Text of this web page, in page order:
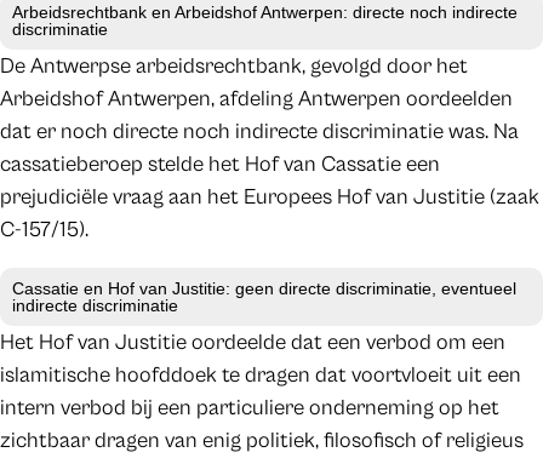
Arbeidsrechtbank en Arbeidshof Antwerpen: directe noch indirecte
discriminatie
De Antwerpse arbeidsrechtbank, gevolgd door het
Arbeidshof Antwerpen, afdeling Antwerpen oordeelden
dat er noch directe noch indirecte discriminatie was. Na
cassatieberoep stelde het Hof van Cassatie een
prejudiciële vraag aan het Europees Hof van Justitie (zaak
C-157/15).
Cassatie en Hof van Justitie: geen directe discriminatie, eventueel
indirecte discriminatie
Het Hof van Justitie oordeelde dat een verbod om een
islamitische hoofddoek te dragen dat voortvloeit uit een
intern verbod bij een particuliere onderneming op het
zichtbaar dragen van enig politiek, filosofisch of religieus